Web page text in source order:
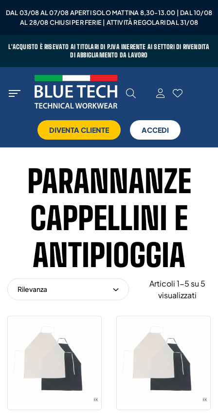
DAL 03/08 AL 07/08 APERTI SOLO MATTINA 8,30-13.00 | DAL 10/08
AL 28/08 CHIUSI PER FERIE | ATTIVITÀ REGOLARI DAL 31/08
L'ACQUISTO È RISEVATO AI TITOLARI DI P.IVA INERENTE AI SETTORI DI RIVENDITA
DI ABBIGLIAMENTO DA LAVORO
DIVENTA CLIENTE ACCEDI
PARANNANZE
CAPPELLINI E
ANTIPIOGGIA
Rilevanza
Articoli 1-5 su 5
visualizzati